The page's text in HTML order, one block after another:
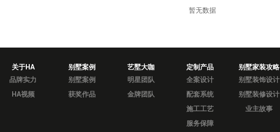
暂无数据
关于HA
品牌实力
HA视频
别墅案例
别墅案例
获奖作品
艺墅大咖
明星团队
金牌团队
定制产品
全案设计
配套系统
施工工艺
服务保障
别墅家装攻略
别墅装饰设计
别墅装修设计
业主故事